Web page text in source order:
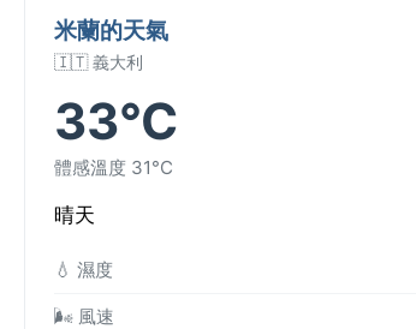
米蘭的天氣
🇮🇹 義大利
33°C
體感溫度 31°C
晴天
💧 濕度
🌬️ 風速